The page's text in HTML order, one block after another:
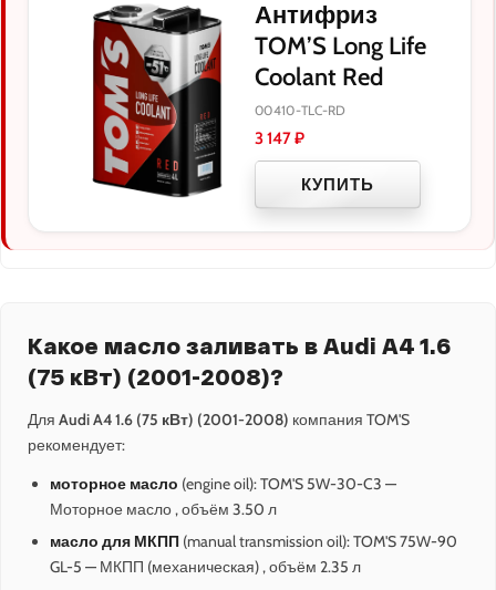
Антифриз
TOM’S Long Life
Coolant Red
00410-TLC-RD
3 147₽
КУПИТЬ
Какое масло заливать в Audi A4 1.6
(75 кВт) (2001-2008)?
Для Audi A4 1.6 (75 кВт) (2001-2008) компания TOM'S
рекомендует:
моторное масло (engine oil): TOM'S 5W-30-C3 —
Моторное масло , объём 3.50 л
масло для МКПП (manual transmission oil): TOM'S 75W-90
GL-5 — МКПП (механическая) , объём 2.35 л